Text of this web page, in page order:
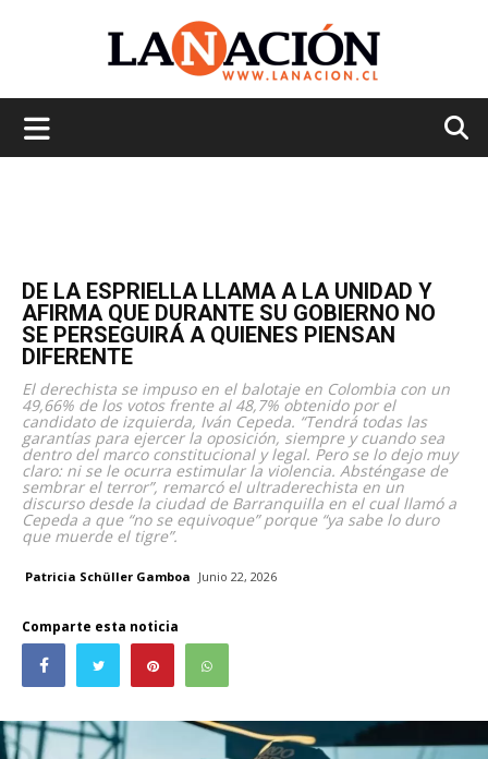
DE LA ESPRIELLA LLAMA A LA UNIDAD Y
AFIRMA QUE DURANTE SU GOBIERNO NO
SE PERSEGUIRÁ A QUIENES PIENSAN
DIFERENTE
El derechista se impuso en el balotaje en Colombia con un
49,66% de los votos frente al 48,7% obtenido por el
candidato de izquierda, Iván Cepeda. “Tendrá todas las
garantías para ejercer la oposición, siempre y cuando sea
dentro del marco constitucional y legal. Pero se lo dejo muy
claro: ni se le ocurra estimular la violencia. Absténgase de
sembrar el terror”, remarcó el ultraderechista en un
discurso desde la ciudad de Barranquilla en el cual llamó a
Cepeda a que “no se equivoque” porque “ya sabe lo duro
que muerde el tigre”.
Patricia Schüller Gamboa Junio 22, 2026
Comparte esta noticia